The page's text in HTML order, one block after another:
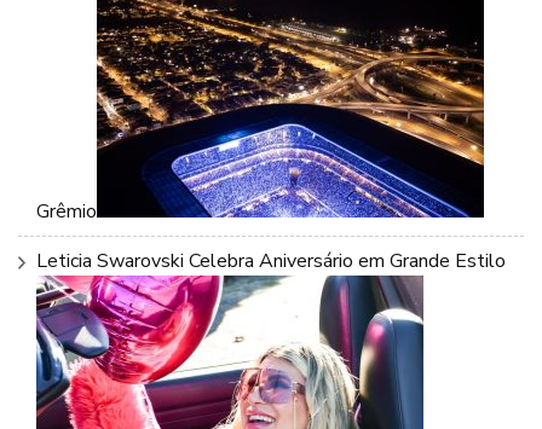
Grêmio
Leticia Swarovski Celebra Aniversário em Grande Estilo